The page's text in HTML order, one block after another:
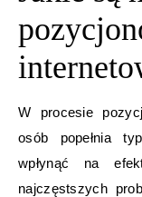
W procesie
osób popełnia
wpłynąć na
najczęstszych